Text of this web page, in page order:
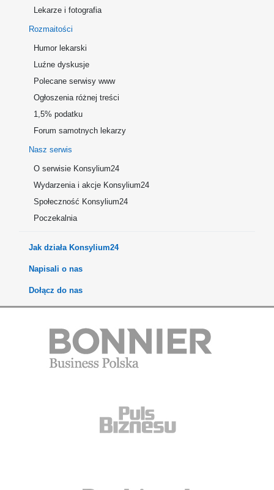
Lekarze i fotografia
Rozmaitości
Humor lekarski
Luźne dyskusje
Polecane serwisy www
Ogłoszenia różnej treści
1,5% podatku
Forum samotnych lekarzy
Nasz serwis
O serwisie Konsylium24
Wydarzenia i akcje Konsylium24
Społeczność Konsylium24
Poczekalnia
Jak działa Konsylium24
Napisali o nas
Dołącz do nas